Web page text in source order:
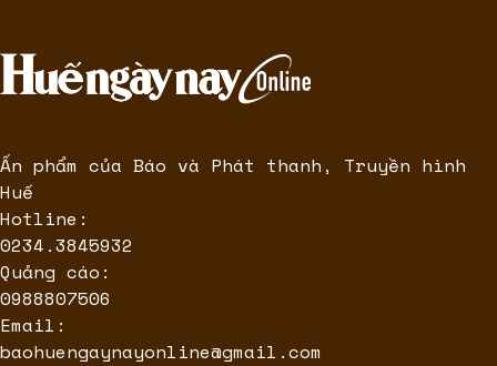
Ấn phẩm của Báo và Phát thanh, Truyền hình
Huế
Hotline:
0234.3845932
Quảng cáo:
0988807506
Email:
baohuengaynayonline@gmail.com